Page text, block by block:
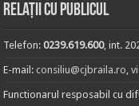
Relații cu publicul
Telefon:0239.619.600, int.
E-mail:consiliu@cjbraila.ro ,
Functionarul resposabil cu